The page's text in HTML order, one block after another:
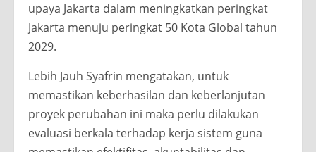
upaya Jakarta dalam meningkatkan peringkat
Jakarta menuju peringkat 50 Kota Global tahun
2029.
Lebih Jauh Syafrin mengatakan, untuk
memastikan keberhasilan dan keberlanjutan
proyek perubahan ini maka perlu dilakukan
evaluasi berkala terhadap kerja sistem guna